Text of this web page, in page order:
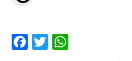
Facebook
TwitterWhatsApp